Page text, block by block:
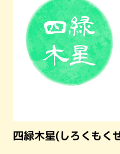
四緑木星(しろくもく